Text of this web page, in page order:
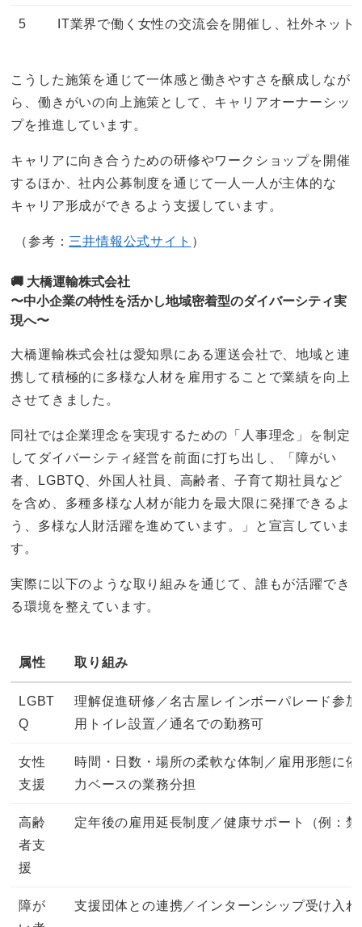
5 IT業界で働く女性の交流会を開催し、社外ネット
こうした施策を通じて一体感と働きやすさを醸成しなが
ら、働きがいの向上施策として、キャリアオーナーシッ
プを推進しています。
キャリアに向き合うための研修やワークショップを開催
するほか、社内公募制度を通じて一人一人が主体的な
キャリア形成ができるよう支援しています。
（参考： 三井情報公式サイト ）
🚚 大橋運輸株式会社
〜中小企業の特性を活かし地域密着型のダイバーシティ実
現へ〜
大橋運輸株式会社は愛知県にある運送会社で、地域と連
携して積極的に多様な人材を雇用することで業績を向上
させてきました。
同社では企業理念を実現するための「人事理念」を制定
してダイバーシティ経営を前面に打ち出し、「障がい
者、LGBTQ、外国人社員、高齢者、子育て期社員など
を含め、多種多様な人材が能力を最大限に発揮できるよ
う、多様な人財活躍を進めています。」と宣言していま
す。
実際に以下のような取り組みを通じて、誰もが活躍でき
る環境を整えています。
属性 取り組み
LGBT
Q
理解促進研修／名古屋レインボーパレード参
用トイレ設置／通名での勤務可
女性
支援
時間・日数・場所の柔軟な体制／雇用形態に
力ベースの業務分担
高齢
者支
援
定年後の雇用延長制度／健康サポート（例：
障が
支援団体との連携／インターンシップ受け入れ